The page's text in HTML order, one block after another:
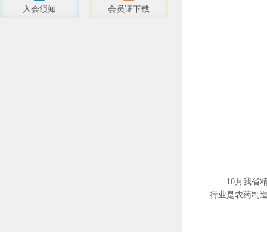
入会须知 会员证下载
10月我省
行业是农药制